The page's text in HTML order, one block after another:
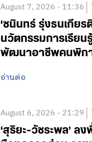
August 7, 2026 - 11:36
‘ชนินทร์ รุ่งธนเกีย
นวัตกรรมการเรียน
พัฒนาอาชีพคนพิก
อ่านต่อ
August 6, 2026 - 21:29
‘สุริยะ-วัชระพล’